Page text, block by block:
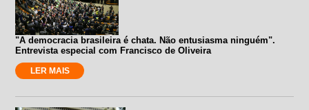
"A democracia brasileira é chata. Não entusiasma ninguém".
Entrevista especial com Francisco de Oliveira
LER MAIS